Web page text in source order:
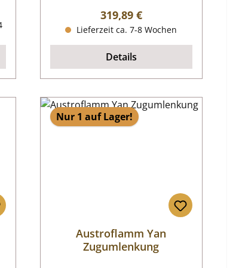
Regulärer Preis:
319,89 €
Lieferzeit ca. 7-8 Wochen
Details
Nur 1 auf Lager!
Austroflamm Yan
Zugumlenkung